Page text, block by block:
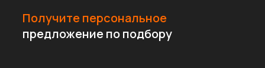
Получите персональное
предложение по подбору